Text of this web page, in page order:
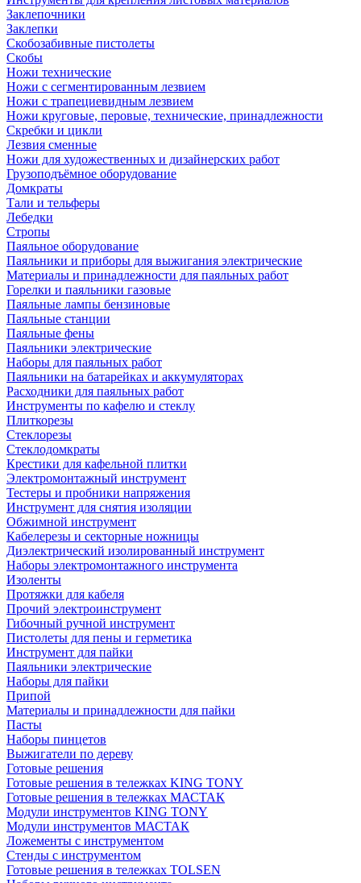
Заклепочники
Заклепки
Скобозабивные пистолеты
Скобы
Ножи технические
Ножи с сегментированным лезвием
Ножи с трапециевидным лезвием
Ножи круговые, перовые, технические, принадлежности
Скребки и цикли
Лезвия сменные
Ножи для художественных и дизайнерских работ
Грузоподъёмное оборудование
Домкраты
Тали и тельферы
Лебедки
Стропы
Паяльное оборудование
Паяльники и приборы для выжигания электрические
Материалы и принадлежности для паяльных работ
Горелки и паяльники газовые
Паяльные лампы бензиновые
Паяльные станции
Паяльные фены
Паяльники электрические
Наборы для паяльных работ
Паяльники на батарейках и аккумуляторах
Расходники для паяльных работ
Инструменты по кафелю и стеклу
Плиткорезы
Стеклорезы
Стеклодомкраты
Крестики для кафельной плитки
Электромонтажный инструмент
Тестеры и пробники напряжения
Инструмент для снятия изоляции
Обжимной инструмент
Кабелерезы и секторные ножницы
Диэлектрический изолированный инструмент
Наборы электромонтажного инструмента
Изоленты
Протяжки для кабеля
Прочий электроинструмент
Гибочный ручной инструмент
Пистолеты для пены и герметика
Инструмент для пайки
Паяльники электрические
Наборы для пайки
Припой
Материалы и принадлежности для пайки
Пасты
Наборы пинцетов
Выжигатели по дереву
Готовые решения
Готовые решения в тележках KING TONY
Готовые решения в тележках МАСТАК
Модули инструментов KING TONY
Модули инструментов МАСТАК
Ложементы с инструментом
Стенды с инструментом
Готовые решения в тележках TOLSEN